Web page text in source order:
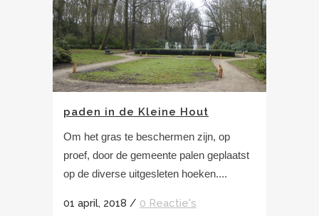
paden in de Kleine Hout
Om het gras te beschermen zijn, op
proef, door de gemeente palen geplaatst
op de diverse uitgesleten hoeken....
01 april, 2018 / 0 Reactie's